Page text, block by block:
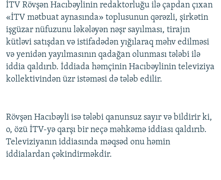
İZ - MƏDƏNIYYƏT PROQRAMI
MATERIALLARIMIZDAN ISTIFADƏ
AZADLIQRADIOSU MOBIL TELEFONUNUZDA
BIZIMLƏ ƏLAQƏ
XƏBƏR BÜLLETENLƏRIMIZ
RFE/RL-in bütün saytları
İTV Rövşən Hacıbəylinin redaktorluğu ilə çapdan çıxan
«İTV mətbuat aynasında» toplusunun qərəzli, şirkətin
işgüzar nüfuzunu ləkələyən nəşr sayılması, tirajın
kütləvi satışdan və istifadədən yığılaraq məhv edilməsi
və yenidən yayılmasının qadağan olunması tələbi ilə
iddia qaldırıb. İddiada həmçinin Hacıbəylinin televiziya
kollektivindən üzr istəməsi də tələb edilir.
Rövşən Hacıbəyli isə tələbi qanunsuz sayır və bildirir ki,
o, özü İTV-yə qarşı bir neçə məhkəmə iddiası qaldırıb.
Televiziyanın iddiasında məqsəd onu həmin
iddialardan çəkindirməkdir.